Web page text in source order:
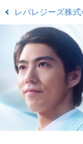
レバレジーズ株